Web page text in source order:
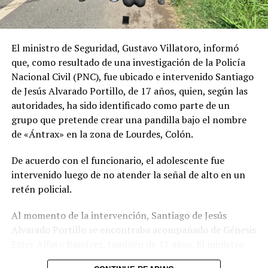
Me gusta esto:
El ministro de Seguridad, Gustavo Villatoro, informó
que, como resultado de una investigación de la Policía
Nacional Civil (PNC), fue ubicado e intervenido Santiago
de Jesús Alvarado Portillo, de 17 años, quien, según las
autoridades, ha sido identificado como parte de un
grupo que pretende crear una pandilla bajo el nombre
de «Ántrax» en la zona de Lourdes, Colón.
De acuerdo con el funcionario, el adolescente fue
intervenido luego de no atender la señal de alto en un
retén policial.
Al momento de la intervención, Santiago de Jesús
Alvarado Portillo se encontraba acompañado de Génesis
únicamente informó que ambos serán remitidos ante las